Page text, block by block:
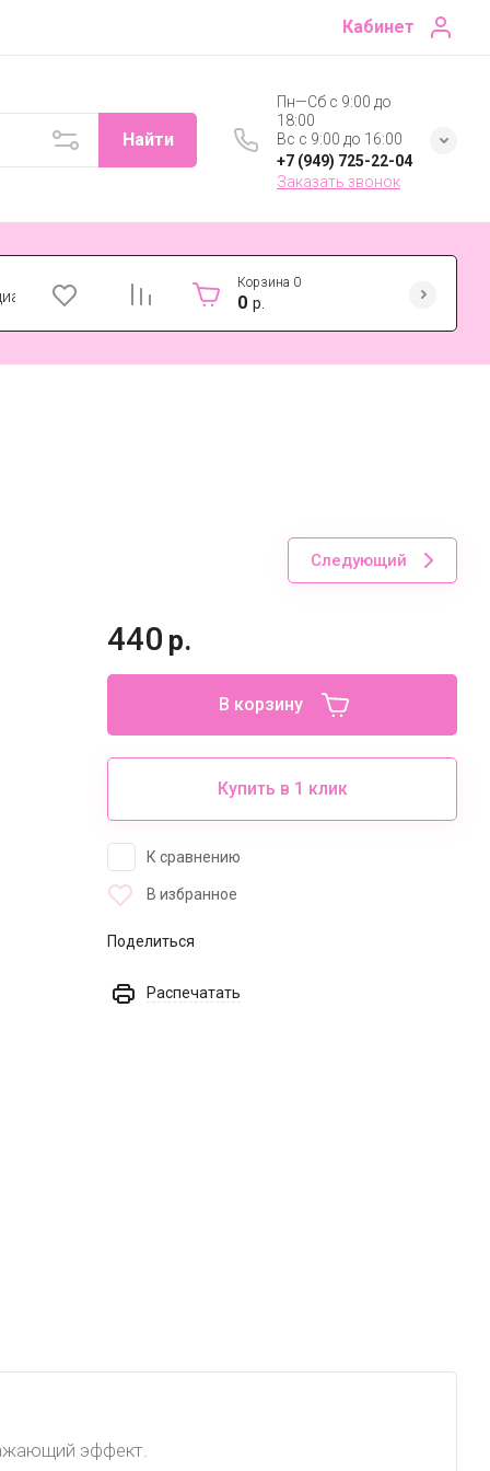
Кабинет
Найти
Пн—Сб с 9:00 до
18:00
Вс с 9:00 до 16:00
+7 (949) 725-22-04
Заказать звонок
Корзина 0
0 р.
Следующий
440 р.
В корзину
Купить в 1 клик
К сравнению
В избранное
Поделиться
Распечатать
эффект.